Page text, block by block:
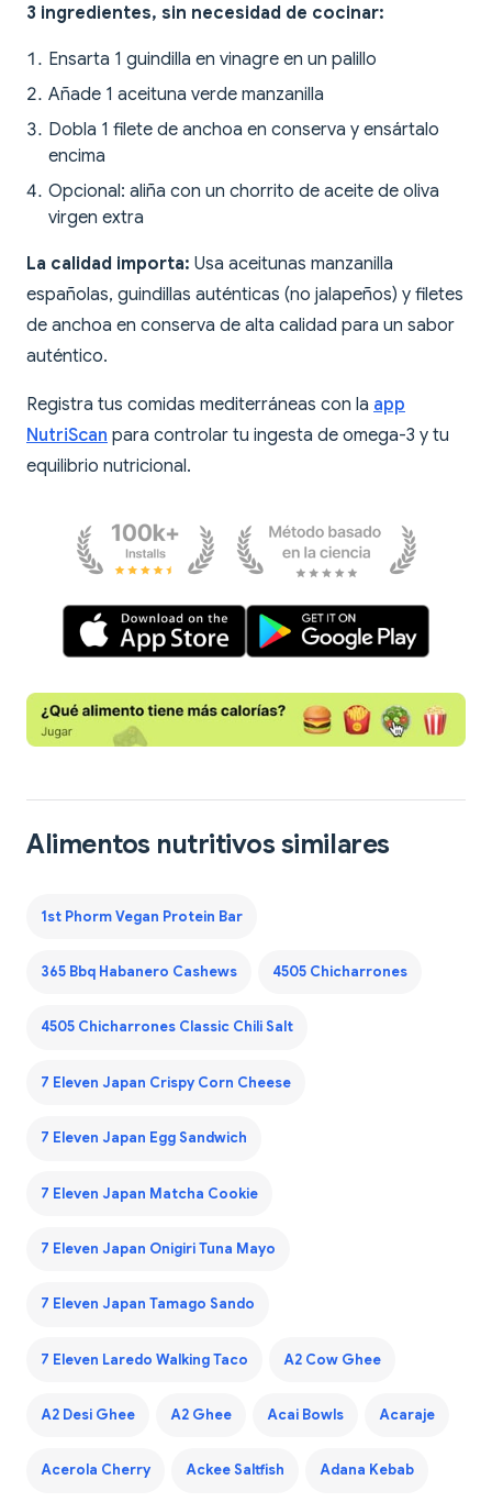
3 ingredientes, sin necesidad de cocinar:
Ensarta 1 guindilla en vinagre en un palillo
Añade 1 aceituna verde manzanilla
Dobla 1 filete de anchoa en conserva y ensártalo
encima
Opcional: aliña con un chorrito de aceite de oliva
virgen extra
La calidad importa: Usa aceitunas manzanilla
españolas, guindillas auténticas (no jalapeños) y filetes
de anchoa en conserva de alta calidad para un sabor
auténtico.
Registra tus comidas mediterráneas con la app
NutriScan para controlar tu ingesta de omega-3 y tu
equilibrio nutricional.
Alimentos nutritivos similares
1st Phorm Vegan Protein Bar
365 Bbq Habanero Cashews 4505 Chicharrones
4505 Chicharrones Classic Chili Salt
7 Eleven Japan Crispy Corn Cheese
7 Eleven Japan Egg Sandwich
7 Eleven Japan Matcha Cookie
7 Eleven Japan Onigiri Tuna Mayo
7 Eleven Japan Tamago Sando
7 Eleven Laredo Walking Taco A2 Cow Ghee
A2 Desi Ghee A2 Ghee Acai Bowls Acaraje
Acerola Cherry Ackee Saltfish Adana Kebab